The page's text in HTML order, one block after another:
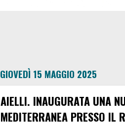
GIOVEDÌ 15 MAGGIO 2025
AIELLI. INAUGURATA UNA
MEDITERRANEA PRESSO IL